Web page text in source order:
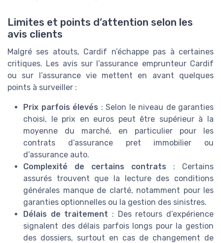
Limites et points d’attention selon les
avis clients
Malgré ses atouts, Cardif n’échappe pas à certaines
critiques. Les avis sur l’assurance emprunteur Cardif
ou sur l’assurance vie mettent en avant quelques
points à surveiller :
Prix parfois élevés : Selon le niveau de garanties
choisi, le prix en euros peut être supérieur à la
moyenne du marché, en particulier pour les
contrats d’assurance pret immobilier ou
d’assurance auto.
Complexité de certains contrats : Certains
assurés trouvent que la lecture des conditions
générales manque de clarté, notamment pour les
garanties optionnelles ou la gestion des sinistres.
Délais de traitement : Des retours d’expérience
signalent des délais parfois longs pour la gestion
des dossiers, surtout en cas de changement de